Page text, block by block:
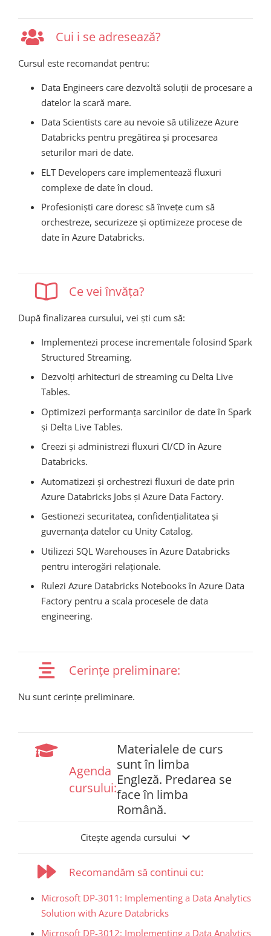
Cui i se adresează?
Cursul este recomandat pentru:
Data Engineers care dezvoltă soluții de procesare a
datelor la scară mare.
Data Scientists care au nevoie să utilizeze Azure
Databricks pentru pregătirea și procesarea
seturilor mari de date.
ELT Developers care implementează fluxuri
complexe de date în cloud.
Profesioniști care doresc să învețe cum să
orchestreze, securizeze și optimizeze procese de
date în Azure Databricks.
Ce vei învăța?
După finalizarea cursului, vei ști cum să:
Implementezi procese incrementale folosind Spark
Structured Streaming.
Dezvolți arhitecturi de streaming cu Delta Live
Tables.
Optimizezi performanța sarcinilor de date în Spark
și Delta Live Tables.
Creezi și administrezi fluxuri CI/CD în Azure
Databricks.
Automatizezi și orchestrezi fluxuri de date prin
Azure Databricks Jobs și Azure Data Factory.
Gestionezi securitatea, confidențialitatea și
guvernanța datelor cu Unity Catalog.
Utilizezi SQL Warehouses în Azure Databricks
pentru interogări relaționale.
Rulezi Azure Databricks Notebooks în Azure Data
Factory pentru a scala procesele de data
engineering.
Cerințe preliminare:
Nu sunt cerințe preliminare.
Agenda
cursului:
Materialele de curs
sunt în limba
Engleză. Predarea se
face în limba
Română.
Citește agenda cursului
Recomandăm să continui cu:
Microsoft DP-3011: Implementing a Data Analytics
Solution with Azure Databricks
Microsoft DP-3012: Implementing a Data Analytics